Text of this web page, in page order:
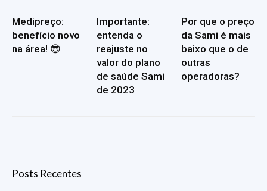
Medipreço:
benefício novo
na área! 😎
Importante:
entenda o
reajuste no
valor do plano
de saúde Sami
de 2023
Por que o preço
da Sami é mais
baixo que o de
outras
operadoras?
Posts Recentes